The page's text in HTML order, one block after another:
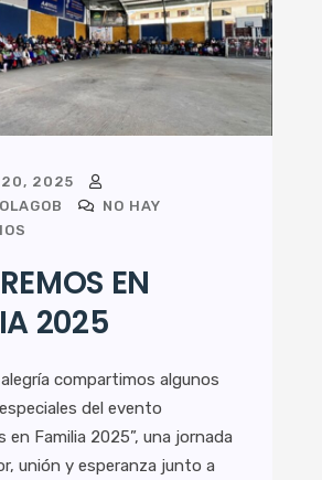
20, 2025
NO HAY
EN
2025
compartimos algunos
del evento
en Familia 2025”, una jornada
unión y esperanza junto a